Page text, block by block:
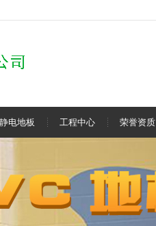
电地板 工程中心 荣誉资质